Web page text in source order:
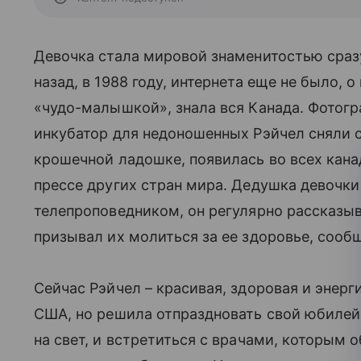
Девочка стала мировой знаменитостью
назад, в 1988 году, интернета еще не было,
«чудо-малышкой», знала вся Канада.
инкубатор для недоношенных Рэйчел сняли
крошечной ладошке, появилась во всех
прессе других стран мира. Дедушка
телепроповедником, он регулярно
призывал их молиться за ее здоровье,
Сейчас Рэйчел – красивая, здоровая и
США, но решила отпраздновать свой
на свет, и встретиться с врачами, которым